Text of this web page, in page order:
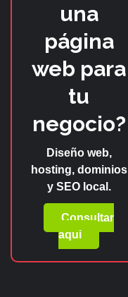
una
página
web para
tu
negocio?
Diseño web,
hosting, dominios
y SEO local.
Consultar
aqui